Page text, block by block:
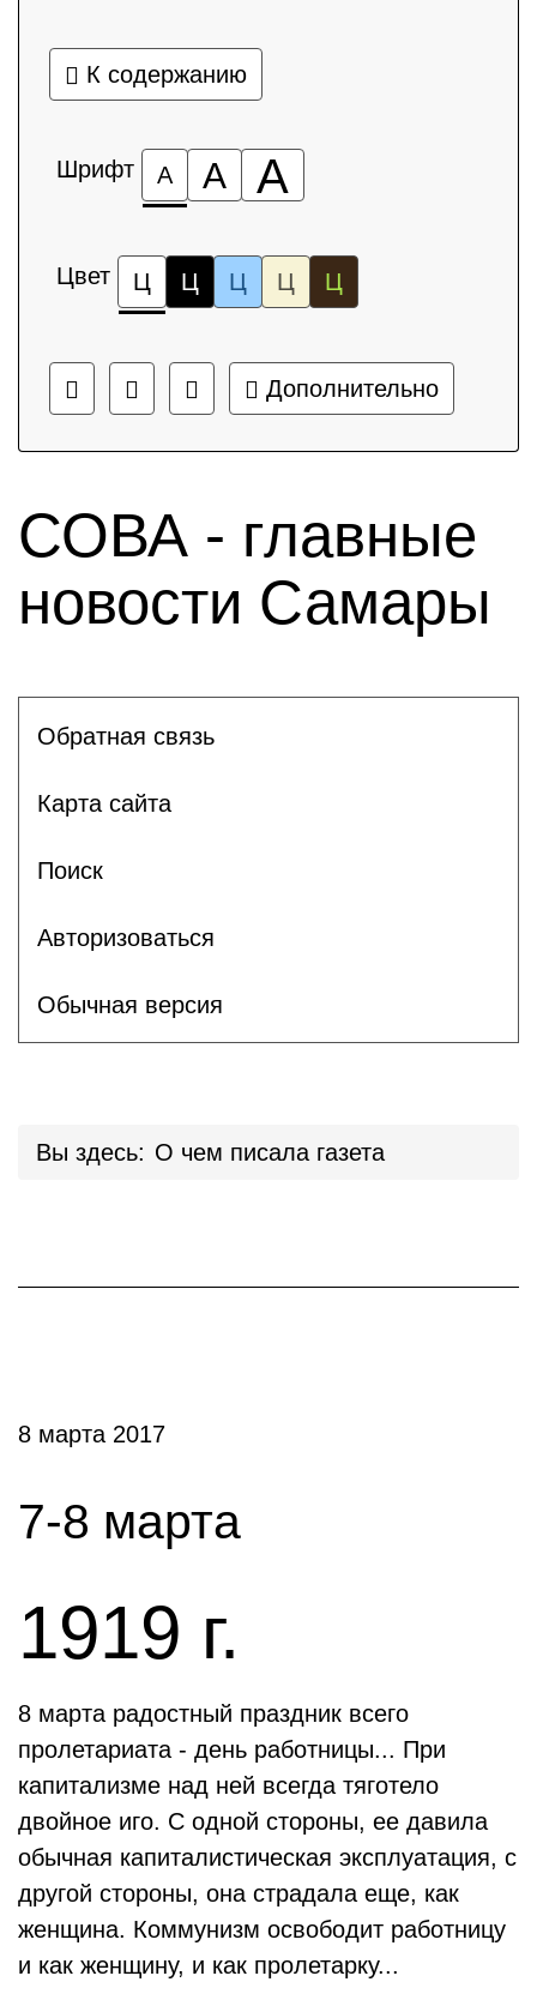
К содержанию
Шрифт А А А
Цвет Ц Ц Ц Ц Ц
Дополнительно
СОВА - главные
новости Самары
Обратная связь
Карта сайта
Поиск
Авторизоваться
Обычная версия
Вы здесь: О чем писала газета
8 марта 2017
7-8 марта
1919 г.
8 марта радостный праздник всего
пролетариата - день работницы... При
капитализме над ней всегда тяготело
двойное иго. С одной стороны, ее давила
обычная капиталистическая эксплуатация, с
другой стороны, она страдала еще, как
женщина. Коммунизм освободит работницу
и как женщину, и как пролетарку...